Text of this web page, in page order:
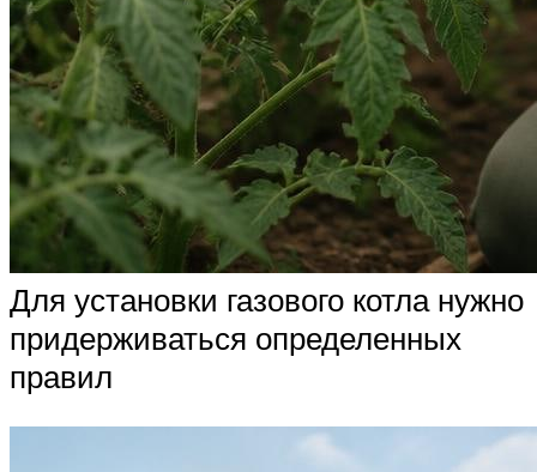
Для установки газового котла нужно
придерживаться определенных
правил